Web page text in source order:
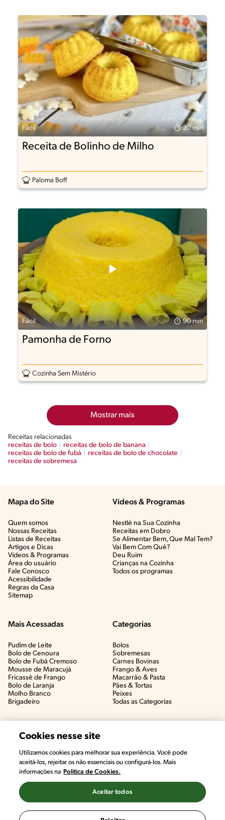
Fácil 20 min
Receita de Bolinho de Milho
Paloma Boff
Fácil 90 min
Pamonha de Forno
Cozinha Sem Mistério
Mostrar mais
Receitas relacionadas
receitas de bolo
receitas de bolo de banana
receitas de bolo de fubá
receitas de bolo de chocolate
receitas de sobremesa
Mapa do Site
Quem somos
Nossas Receitas
Listas de Receitas​
Artigos e Dicas​
Vídeos & Programas​
Área do usuário
Fale Conosco
Acessibilidade
Regras da Casa
Sitemap
Vídeos & Programas​
Nestlé na Sua Cozinha
Receitas em Dobro
Se Alimentar Bem, Que Mal Tem?​
Vai Bem Com Quê?​
Deu Ruim​
Crianças na Cozinha​
Todos os programas
Mais Acessadas
Pudim de Leite
Bolo de Cenoura
Bolo de Fubá Cremoso
Mousse de Maracujá
Fricassê de Frango
Bolo de Laranja
Molho Branco
Brigadeiro
Categorias
Bolos
Sobremesas
Carnes Bovinas​
Frango & Aves​
Macarrão & Pasta​
Pães & Tortas​
Peixes
Todas as Categorias
Cookies nesse site
Utilizamos cookies para melhorar sua experiência. Você pode
aceitá-los, rejeitar os não essenciais ou configurá-los. Mais
informações na Política de Cookies.
Aceitar todos